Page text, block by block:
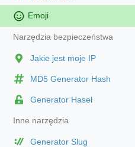
Emoji
Narzędzia bezpieczeństwa
Jakie jest moje IP
MD5 Generator Hash
Generator Haseł
Inne narzędzia
Generator Slug